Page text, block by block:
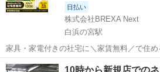
日払い
株式会社BREXA Next
白浜の宮駅
家具・家電付きの社宅に＼家賃無料／で住め
｜未経験から月収例32万円♪｜さらに【年間休日130
兵庫 姫路市 白浜の宮駅 その他
10時から新規店での